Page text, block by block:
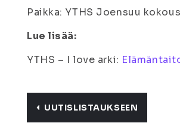
Paikka: YTHS Joensuu
Lue lisää:
YTHS – I love arki:
UUTISLISTAUKSEEN